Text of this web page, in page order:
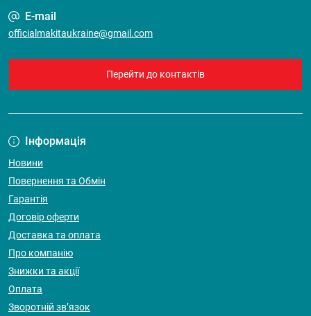
E-mail
officialmakitaukraine@gmail.com
Перейти до контактів
Інформація
Новини
Повернення та Обмін
Гарантія
Договір оферти
Доставка та оплата
Про компанію
Знижки та акції
Оплата
Зворотній зв’язок